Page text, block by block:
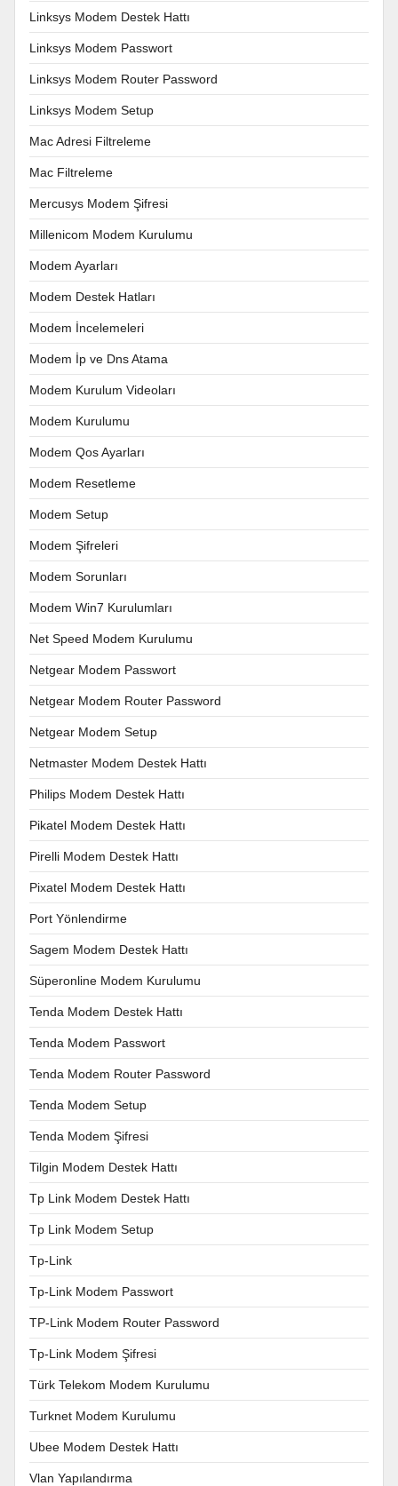
Linksys Modem Destek Hattı
Linksys Modem Passwort
Linksys Modem Router Password
Linksys Modem Setup
Mac Adresi Filtreleme
Mac Filtreleme
Mercusys Modem Şifresi
Millenicom Modem Kurulumu
Modem Ayarları
Modem Destek Hatları
Modem İncelemeleri
Modem İp ve Dns Atama
Modem Kurulum Videoları
Modem Kurulumu
Modem Qos Ayarları
Modem Resetleme
Modem Setup
Modem Şifreleri
Modem Sorunları
Modem Win7 Kurulumları
Net Speed Modem Kurulumu
Netgear Modem Passwort
Netgear Modem Router Password
Netgear Modem Setup
Netmaster Modem Destek Hattı
Philips Modem Destek Hattı
Pikatel Modem Destek Hattı
Pirelli Modem Destek Hattı
Pixatel Modem Destek Hattı
Port Yönlendirme
Sagem Modem Destek Hattı
Süperonline Modem Kurulumu
Tenda Modem Destek Hattı
Tenda Modem Passwort
Tenda Modem Router Password
Tenda Modem Setup
Tenda Modem Şifresi
Tilgin Modem Destek Hattı
Tp Link Modem Destek Hattı
Tp Link Modem Setup
Tp-Link
Tp-Link Modem Passwort
TP-Link Modem Router Password
Tp-Link Modem Şifresi
Türk Telekom Modem Kurulumu
Turknet Modem Kurulumu
Ubee Modem Destek Hattı
Vlan Yapılandırma